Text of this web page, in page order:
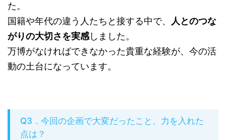
た。
国籍や年代の違う人たちと接する中で、 人とのつな
がりの大切さを実感しました。
万博がなければできなかった貴重な経験が、今の活
動の土台になっています。
Q3．今回の企画で大変だったこと、力を入れた
点は？